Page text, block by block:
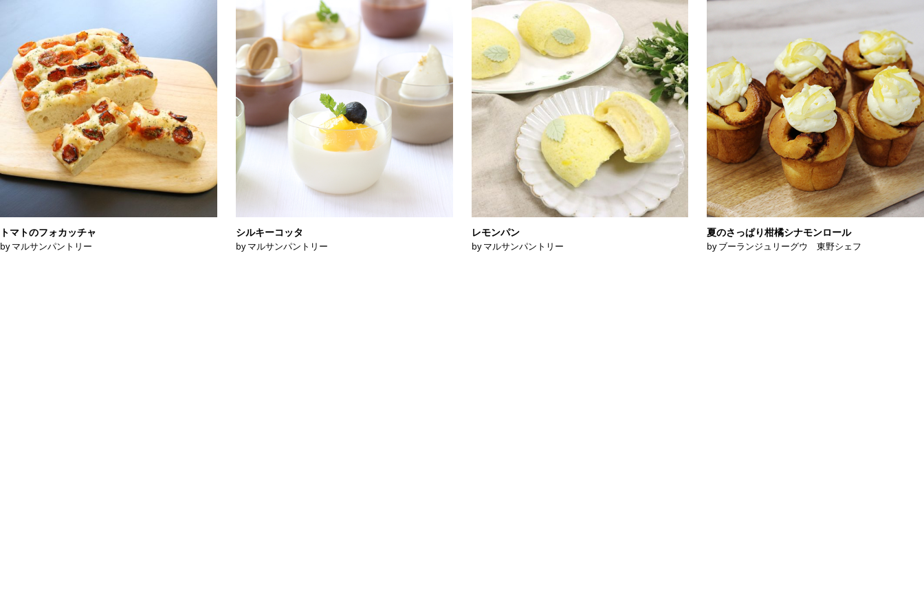
トマトのフォカッチャ
by マルサンパントリー
シルキーコッタ
by マルサンパントリー
レモンパン
by マルサンパントリー
夏のさっぱり柑橘シナモンロール
by ブーランジュリーグウ 東野シェフ